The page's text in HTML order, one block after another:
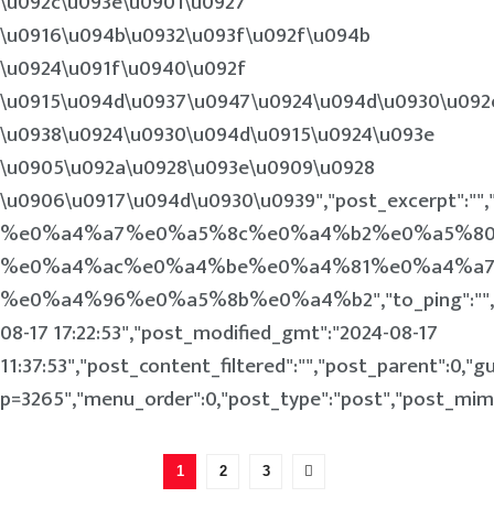
\u0916\u094b\u0932\u093f\u092f\u094b
\u0924\u091f\u0940\u092f
\u0938\u0924\u0930\u094d\u0915\u0924\u093e
\u0905\u092a\u0928\u093e\u0909\u0928
08-17 17:22:53","post_modified_gmt":"2024-08-17
1 2 3